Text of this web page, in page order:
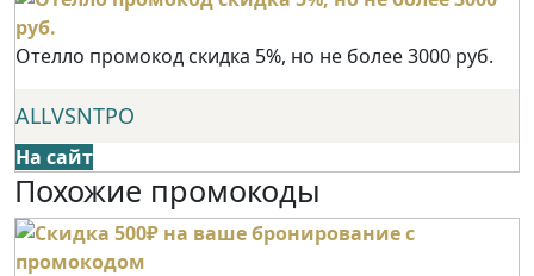
Отелло промокод скидка 5%, но не более 3000 руб.
ALLVSNTPO
На сайт
Похожие промокоды